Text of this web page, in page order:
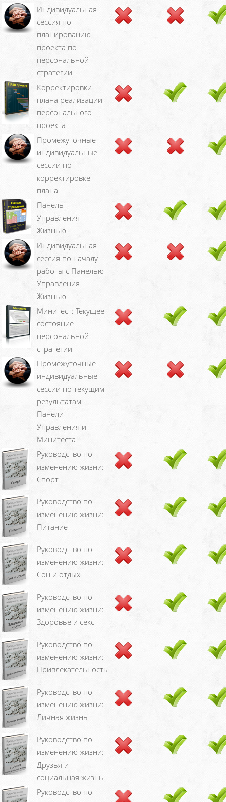
Индивидуальная
сессия по
планированию
проекта по
персональной
стратегии
Корректировки
плана реализации
персонального
проекта
Промежуточные
индивидуальные
сессии по
корректировке
плана
Панель
Управления
Жизнью
Индивидуальная
сессия по началу
работы с Панелью
Управления
Жизнью
Минитест: Текущее
состояние
персональной
стратегии
Промежуточные
индивидуальные
сессии по текущим
результатам
Панели
Управления и
Минитеста
Руководство по
изменению жизни:
Спорт
Руководство по
изменению жизни:
Питание
Руководство по
изменению жизни:
Сон и отдых
Руководство по
изменению жизни:
Здоровье и секс
Руководство по
изменению жизни:
Привлекательность
Руководство по
изменению жизни:
Личная жизнь
Руководство по
изменению жизни:
Друзья и
социальная жизнь
Руководство по